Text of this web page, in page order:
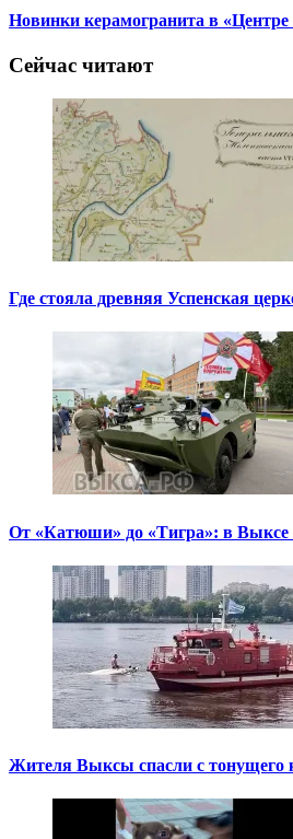
Новинки керамогранита в
Сейчас читают
Где стояла древняя Успенская
От «Катюши» до «Тигра»: в Выксе
Жителя Выксы спасли с тонущего